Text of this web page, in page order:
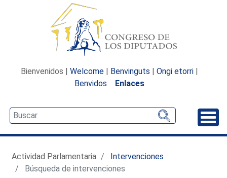
Bienvenidos | Welcome | Benvinguts | Ongi etorri |
Benvidos
Enlaces
Actividad Parlamentaria
Intervenciones
Búsqueda de intervenciones